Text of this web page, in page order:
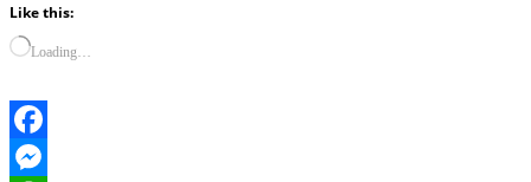
Like this:
Loading…
Facebook